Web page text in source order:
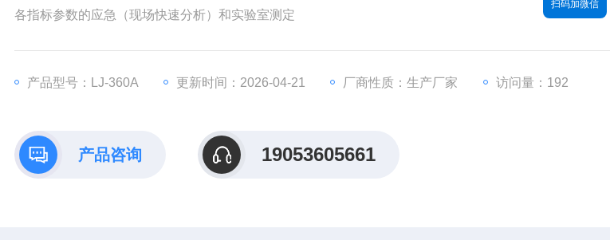
各指标参数的应急（现场快速分析）和实验室测定
产品型号：LJ-360A 更新时间：2026-04-21 厂商性质：生产厂家 访问量：192
产品咨询 19053605661
扫码加微信